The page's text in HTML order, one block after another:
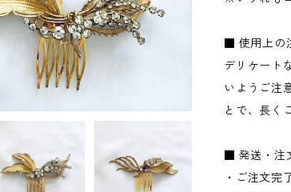
■ 使用上の
デリケート
いようご注
とで、長く
■ 発送・注
・ご注文完